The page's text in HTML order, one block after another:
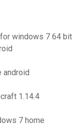
windows 7 64 bit
android
1.14.4
7 home